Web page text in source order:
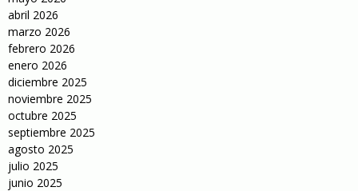
abril 2026
marzo 2026
febrero 2026
enero 2026
diciembre 2025
noviembre 2025
octubre 2025
septiembre 2025
agosto 2025
julio 2025
junio 2025